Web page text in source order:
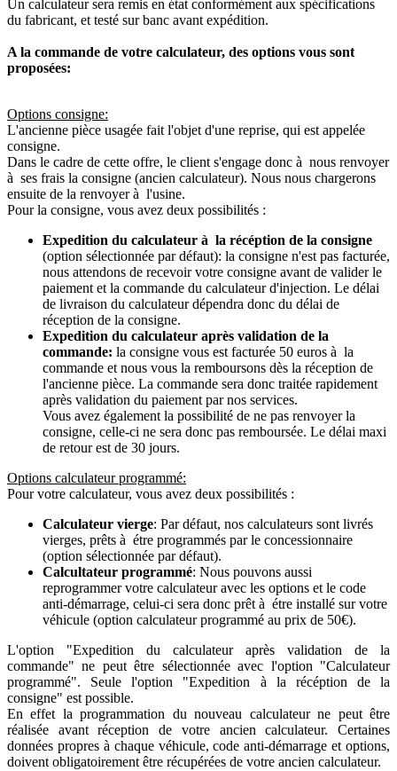
Un calculateur sera remis en état conformément aux spécifications
du fabricant, et testé sur banc avant expédition.
A la commande de votre calculateur, des options vous sont
proposées:
Options consigne:
L'ancienne pièce usagée fait l'objet d'une reprise, qui est appelée
consigne.
Dans le cadre de cette offre, le client s'engage donc à nous renvoyer
à ses frais la consigne (ancien calculateur). Nous nous chargerons
ensuite de la renvoyer à l'usine.
Pour la consigne, vous avez deux possibilités :
Expedition du calculateur à la récéption de la consigne
(option sélectionnée par défaut): la consigne n'est pas facturée,
nous attendons de recevoir votre consigne avant de valider le
paiement et la commande du calculateur d'injection. Le délai
de livraison du calculateur dépendra donc du délai de
réception de la consigne.
Expedition du calculateur après validation de la
commande: la consigne vous est facturée 50 euros à la
commande et nous vous la remboursons dès la réception de
l'ancienne pièce. La commande sera donc traitée rapidement
après validation du paiement par nos services.
Vous avez également la possibilité de ne pas renvoyer la
consigne, celle-ci ne sera donc pas remboursée. Le délai maxi
de retour est de 30 jours.
Options calculateur programmé:
Pour votre calculateur, vous avez deux possibilités :
Calculateur vierge: Par défaut, nos calculateurs sont livrés
vierges, prêts à étre programmés par le concessionnaire
(option sélectionnée par défaut).
Calcultateur programmé: Nous pouvons aussi
reprogrammer votre calculateur avec les options et le code
anti-démarrage, celui-ci sera donc prêt à étre installé sur votre
véhicule (option calculateur programmé au prix de 50€).
L'option "Expedition du calculateur après validation de la
commande" ne peut être sélectionnée avec l'option "Calculateur
programmé". Seule l'option "Expedition à la récéption de la
consigne" est possible.
En effet la programmation du nouveau calculateur ne peut être
réalisée avant réception de votre ancien calculateur. Certaines
données propres à chaque véhicule, code anti-démarrage et options,
doivent obligatoirement être récupérées de votre ancien calculateur.